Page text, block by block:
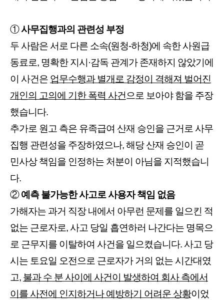
①사무집행과의 관련성 부정
두 사람은 서로 다른 소속(원청-하청)에 속한 사원급
동료로, 명확한 지시·감독 관계가 존재하지 않았기에
이 사건은 업무수행과 별개로 감정이 격해져 벌어진
개인의 고의에 기한 폭력 사건으로 보아야 함을 주장
했습니다.
추가로 원고 측은 유족급여 산재 승인을 근거로 사무
집행 관련성을 주장하였으나, 해당 산재 승인이 곧
민사상 책임을 인정하는 처분이 아님을 지적했습니
다.
②예측 불가능한 사고로 사용자 책임 없음
가해자는 과거 직장 내에서 아무런 문제를 일으킨 적
없는 근로자로, 사고 당일 흡연하러 나간다는 명목으
로 근무지를 이탈하여 사건을 일으켰습니다. 사고 당
시는 토요일 오전으로 근로자가 거의 없는 시간대였
고, 불과 수 분 사이에 사건이 발생하여 회사 측에서
이를 사전에 인지하거나 예방하기 어려운 상황이었